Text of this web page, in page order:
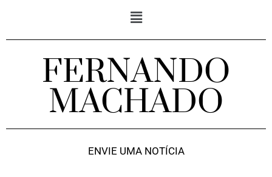
FERNANDO
MACHADO
ENVIE UMA NOTÍCIA